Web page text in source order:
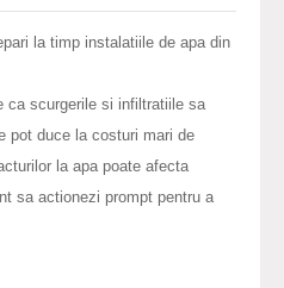
la timp instalatiile de apa din
ca scurgerile si infiltratiile sa
pot duce la costuri mari de
la apa poate afecta
sa actionezi prompt pentru a